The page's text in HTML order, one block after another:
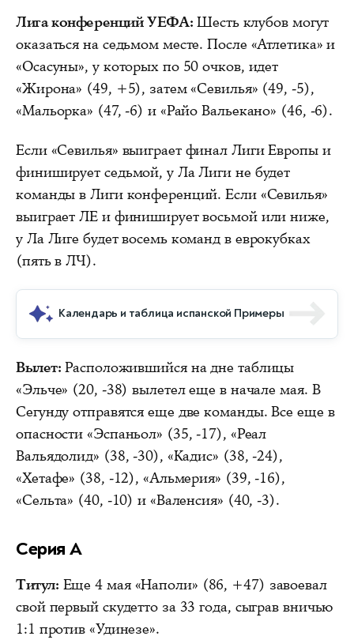
Лига конференций УЕФА: Шесть клубов могут
оказаться на седьмом месте. После «Атлетика» и
«Осасуны», у которых по 50 очков, идет
«Жирона» (49, +5), затем «Севилья» (49, -5),
«Мальорка» (47, -6) и «Райо Вальекано» (46, -6).
Если «Севилья» выиграет финал Лиги Европы и
финиширует седьмой, у Ла Лиги не будет
команды в Лиги конференций. Если «Севилья»
выиграет ЛЕ и финиширует восьмой или ниже,
у Ла Лиге будет восемь команд в еврокубках
(пять в ЛЧ).
Календарь и таблица испанской Примеры
Вылет:Расположившийся на дне таблицы
«Эльче» (20, -38) вылетел еще в начале мая. В
Сегунду отправятся еще две команды. Все еще в
опасности «Эспаньол» (35, -17), «Реал
Вальядолид» (38, -30), «Кадис» (38, -24),
«Хетафе» (38, -12), «Альмерия» (39, -16),
«Сельта» (40, -10) и «Валенсия» (40, -3).
Серия А
Титул: Еще 4 мая «Наполи» (86, +47) завоевал
свой первый скудетто за 33 года, сыграв вничью
1:1 против «Удинезе».